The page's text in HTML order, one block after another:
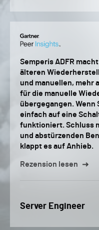
Semperis ADFR
älteren
und manuellen, mehr
für die manuelle
übergegangen. Wenn
einfach auf eine
funktioniert. Schluss
und abstürzenden
klappt es auf Anhieb.
Rezension lesen
Server Engineer